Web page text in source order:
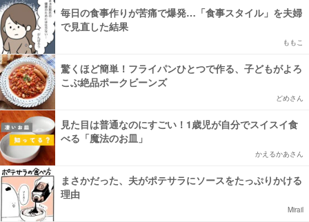
毎日の食事作りが苦痛で爆発…「食事スタイル」を夫婦
で見直した結果
ももこ
驚くほど簡単！フライパンひとつで作る、子どもがよろ
こぶ絶品ポークビーンズ
どめさん
見た目は普通なのにすごい！1歳児が自分でスイスイ食
べる「魔法のお皿」
かえるかあさん
まさかだった、夫がポテサラにソースをたっぷりかける
理由
Mirail